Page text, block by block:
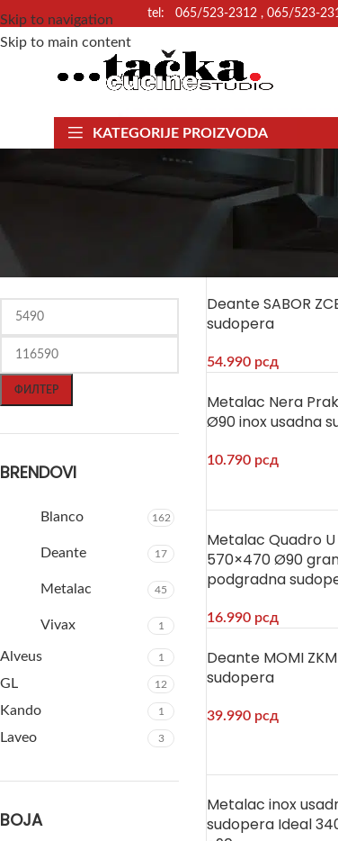
Skip to navigation
Skip to main content
tel: 065/523-2312 , 065/523-
KATEGORIJE PROIZVODA
СОРТИРАЈ ПО ЦЕНИ
ФИЛТЕР
BRENDOVI
Blanco 162
Deante 17
Metalac 45
Vivax 1
Alveus 1
GL 12
Kando 1
Laveo 3
BOJA
Deante SABOR
sudopera
54.990 рсд
Metalac Nera
Ø90 inox usadna
10.790 рсд
Metalac Quadro
570×470 Ø90
podgradna
16.990 рсд
Deante MOMI ZKM
sudopera
39.990 рсд
Metalac inox
sudopera Ideal